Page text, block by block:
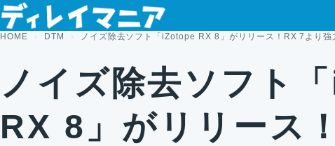
コンテンツへスキップ
HOME DTM ノイズ除去ソフト「iZotope RX 8」がリリース！RX 7より強
ノイズ除去ソフト
RX 8」がリリース